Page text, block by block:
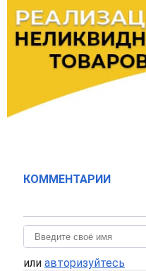
КОММЕНТАРИИ
или авторизуйтесь